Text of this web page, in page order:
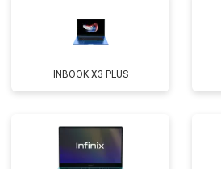
Замена северного моста
INBOOK X3 PLUS